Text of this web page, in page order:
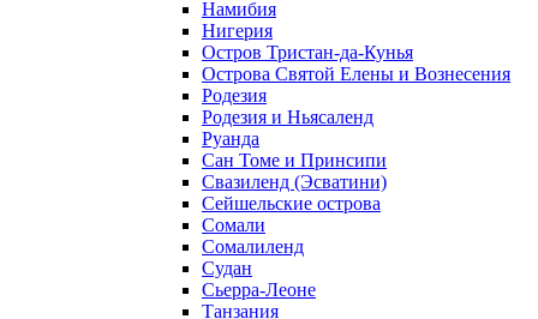
Намибия
Нигерия
Остров Тристан-да-Кунья
Острова Святой Елены и Вознесения
Родезия
Родезия и Ньясаленд
Руанда
Сан Томе и Принсипи
Свазиленд (Эсватини)
Сейшельские острова
Сомали
Сомалиленд
Судан
Сьерра-Леоне
Танзания